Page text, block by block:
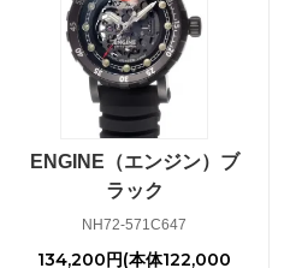
ENGINE（エンジン）ブ
ラック
NH72-571C647
134,200円(本体122,000